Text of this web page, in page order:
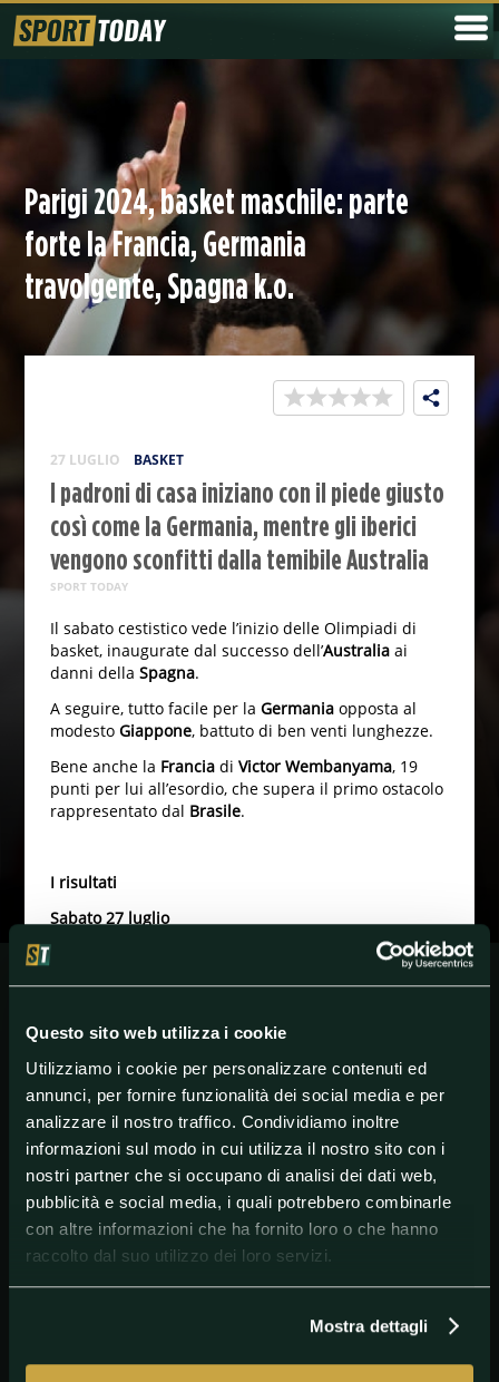
Questo sito web utilizza i cookie
Utilizziamo i cookie per personalizzare contenuti ed
annunci, per fornire funzionalità dei social media e per
analizzare il nostro traffico. Condividiamo inoltre
informazioni sul modo in cui utilizza il nostro sito con i
nostri partner che si occupano di analisi dei dati web,
pubblicità e social media, i quali potrebbero combinarle
con altre informazioni che ha fornito loro o che hanno
raccolto dal suo utilizzo dei loro servizi.
Mostra dettagli
Parigi 2024, basket maschile: parte
forte la Francia, Germania
travolgente, Spagna k.o.
27 LUGLIO BASKET
I padroni di casa iniziano con il piede giusto
così come la Germania, mentre gli iberici
vengono sconfitti dalla temibile Australia
SPORT TODAY
Il sabato cestistico vede l’inizio delle Olimpiadi di
basket, inaugurate dal successo dell’Australiaai
danni della Spagna.
A seguire, tutto facile per la Germaniaopposta al
modesto Giappone, battuto di ben venti lunghezze.
Bene anche la Franciadi Victor Wembanyama, 19
punti per lui all’esordio, che supera il primo ostacolo
rappresentato dal Brasile.
I risultati
Sabato 27 luglio
Australia – Spagna 92-80
Germania – Giappone 97-77
Francia – Brasile 78-66
Grecia - Canada 79-86
#OlimpiadiBasket #VictorWembanyama